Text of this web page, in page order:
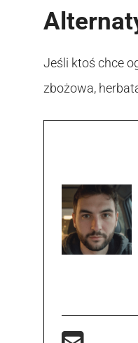
Jeśli ktoś chce
zbożowa,